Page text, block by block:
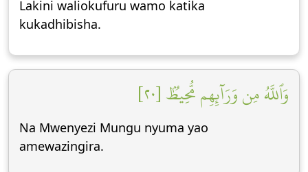
Lakini waliokufuru wamo katika
kukadhibisha.
وَٱللَّهُ مِن وَرَآئِهِم مُّحِيطُۢ [٢٠]
Na Mwenyezi Mungu nyuma yao
amewazingira.